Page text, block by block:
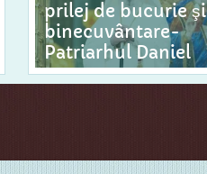
prilej de bucurie şi
binecuvântare-
Patriarhul Daniel